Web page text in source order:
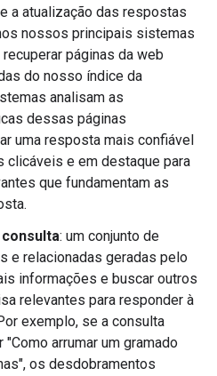
a atualização das respostas
nossos principais sistemas
páginas da web
do nosso índice da
analisam as
dessas páginas
uma resposta mais confiável
clicáveis e em destaque para
que fundamentam as
: um conjunto de
e relacionadas geradas pelo
informações e buscar outros
relevantes para responder à
exemplo, se a consulta
arrumar um gramado
os desdobramentos